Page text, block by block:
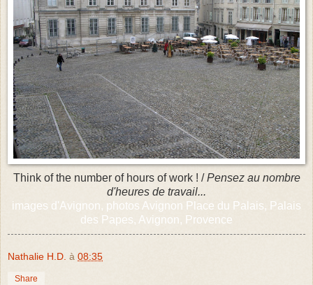
Think of the number of hours of work ! /Pensez au nombre
d'heures de travail...
images d'Avignon, photos Avignon Place du Palais, Palais
des Papes, Avignon, Provence
Nathalie H.D. à 08:35
Share